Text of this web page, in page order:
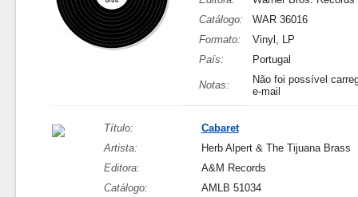
Catálogo:
WAR 36016
Formato:
Vinyl, LP
País:
Portugal
Notas:
Não foi possível
e-mail
Título:
Cabaret
Artista:
Herb Alpert & The Tijuana Brass
Editora:
A&M Records
Catálogo:
AMLB 51034